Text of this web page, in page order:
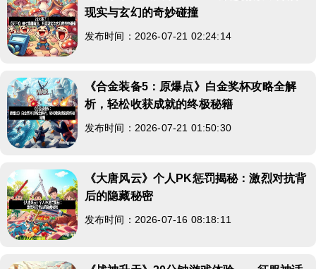
现实与玄幻的奇妙碰撞
发布时间：2026-07-21 02:24:14
《合金装备5：原爆点》白金奖杯攻略全解
析，轻松收获成就的终极秘籍
发布时间：2026-07-21 01:50:30
《大唐风云》个人PK惩罚揭秘：激烈对抗背
后的隐藏秘密
发布时间：2026-07-16 08:18:11